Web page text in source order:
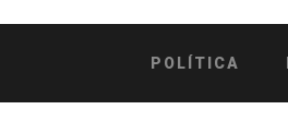
POLÍTICA